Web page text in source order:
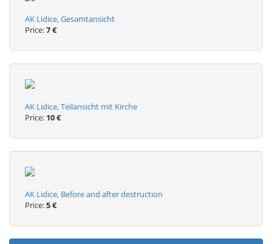
AK Lidice, Gesamtansicht
Price:7 €
AK Lidice, Teilansicht mit Kirche
Price: 10 €
AK Lidice, Before and after destruction
Price:5 €